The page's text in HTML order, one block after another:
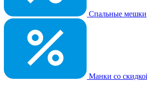
Спальные мешки
Манки со